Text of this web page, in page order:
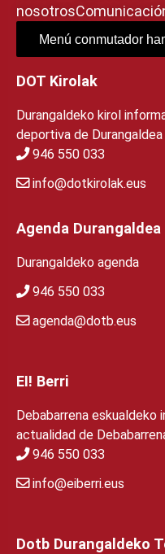
nosotros
Menú conmutador
DOT Kirolak
Durangaldeko kirol
deportiva de Durangaldea
946 550 033
info@dotkirolak.eus
Agenda Durangaldea
Durangaldeko agenda
946 550 033
agenda@dotb.eus
EI! Berri
Debabarrena eskualdeko
actualidad de
946 550 033
info@eiberri.eus
Dotb Durangaldeko